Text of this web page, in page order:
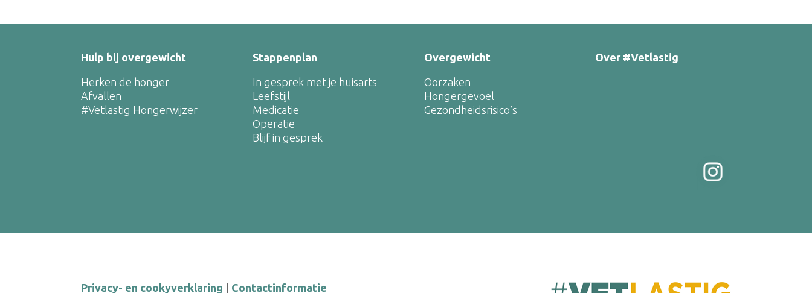
Hulp bij overgewicht
Herken de honger
Afvallen
#Vetlastig Hongerwijzer
Stappenplan
In gesprek met je huisarts
Leefstijl
Medicatie
Operatie
Blijf in gesprek
Overgewicht
Oorzaken
Hongergevoel
Gezondheidsrisico’s
Over #Vetlastig
Privacy- en cookyverklaring Contactinformatie